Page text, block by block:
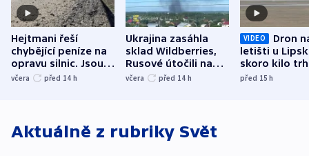
Hejtmani řeší
chybějící peníze na
opravu silnic. Jsou
nenárokové, namítá
včera před 14 h
Ukrajina zasáhla
sklad Wildberries,
Rusové útočili na
trh, hasiče či
včera před 14 h
VIDEO
Dron
letišti u
skoro kilo
indicie
před 15h
Aktuálně z rubriky Svět